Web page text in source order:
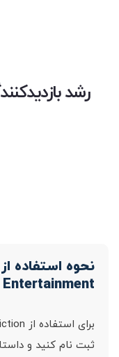
رشد
Entertainment
ثبت نام کنید و